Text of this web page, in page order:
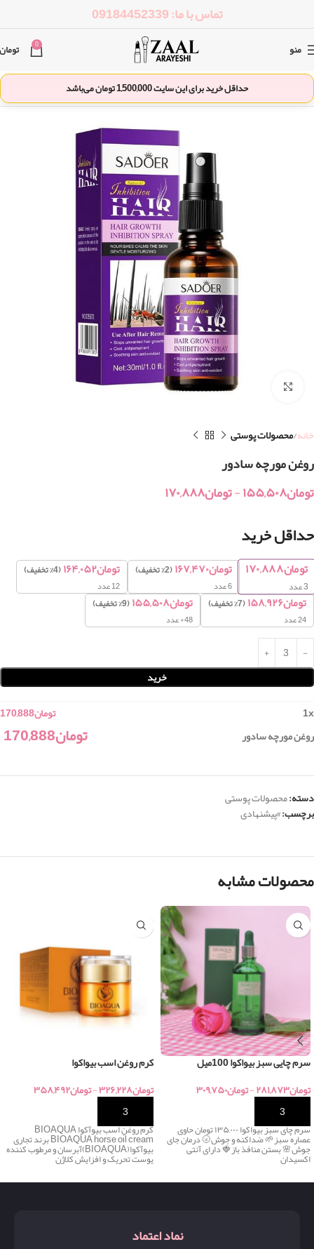
تماس با ما: 09184452339
منو 0 تومان
حداقل خرید برای این سایت1,500,000تومان می‌باشد
بزرگنمایی تصویر
خانه محصولات پوستی
روغن مورچه سادور
تومان۱۵۵,۵۰۸-تومان۱۷۰,۸۸۸
حداقل خرید
تومان۱۷۰,۸۸۸
3عدد
تومان۱۶۷,۴۷۰(2% تخفیف)
6 عدد
تومان۱۶۴,۰۵۲(4% تخفیف)
12 عدد
تومان۱۵۸,۹۲۶(7% تخفیف)
24 عدد
تومان۱۵۵,۵۰۸(9% تخفیف)
48+ عدد
خرید
1x تومان170,888
روغن مورچه سادور
تومان170,888
دسته:محصولات پوستی
برچسب:#پیشنهادی
محصولات مشابه
سرم چایی سبز بیواکوا 100میل
تومان۲۸۱,۸۷۳-تومان۳۰۹,۷۵۰
سرم چای سبز بیواکوا ۱۳۵,۰۰۰ تومان حاوی
عصاره سبز🌱 ضداکنه و جوش🌝 درمان جای
جوش🌸 بستن منافذ باز🍓 دارای آنتی
اکسیدان
کرم روغن اسب بیواکوا
تومان۳۲۶,۲۲۸-تومان۳۵۸,۴۹۲
کرم روغن اسب بیوآکوا BIOAQUA
BIOAQUA horse oil cream برند تجاری
بیوآکوا(BIOAQUA)آبرسان و مرطوب کننده
پوست تحریک و افزایش کلاژن
نماد اعتماد